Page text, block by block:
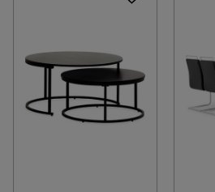
Produsentens navn på trekk
Komposisjon 100